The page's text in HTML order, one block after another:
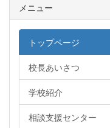
メニュー
トップページ
校長あいさつ
学校紹介
相談支援センター